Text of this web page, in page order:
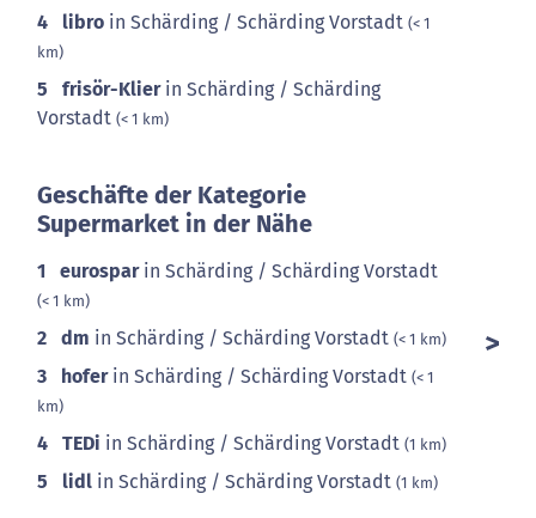
4 libro in Schärding / Schärding Vorstadt (< 1
km)
5 frisör-Klierin Schärding / Schärding
Vorstadt (< 1 km)
Geschäfte der Kategorie
Supermarket in der Nähe
1 eurosparin Schärding / Schärding Vorstadt
(< 1 km)
2 dm in Schärding / Schärding Vorstadt (< 1 km)
3 hoferin Schärding / Schärding Vorstadt (< 1
km)
4 TEDi in Schärding / Schärding Vorstadt (1 km)
5 lidl in Schärding / Schärding Vorstadt (1 km)